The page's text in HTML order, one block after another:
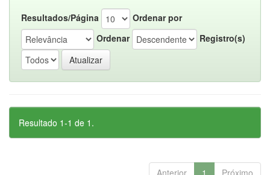
Resultados/Página
Ordenar por
Ordenar
Registro(s)
Resultado 1-1 de 1.
Anterior 1 Próximo